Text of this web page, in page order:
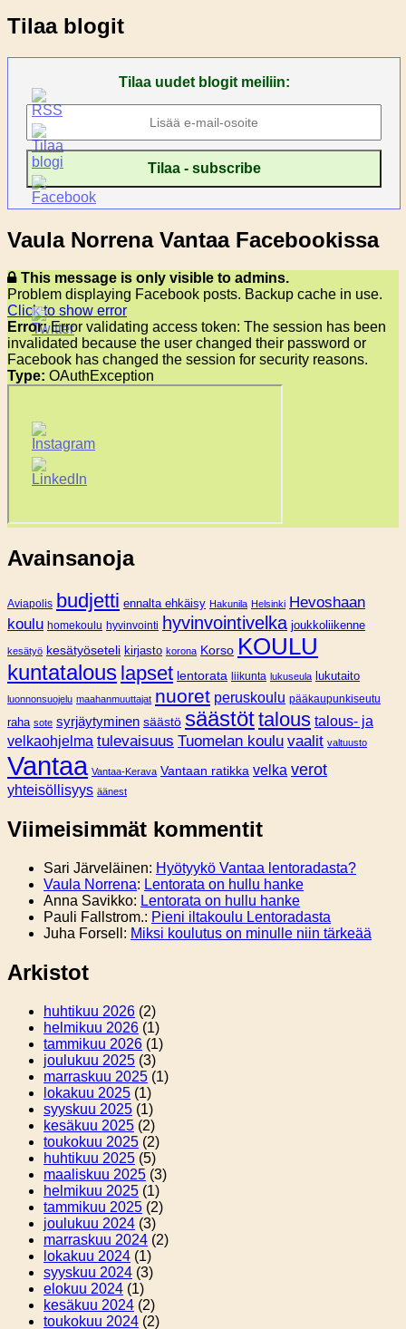
Tilaa blogit
Tilaa uudet blogit meiliin:
Vaula Norrena Vantaa Facebookissa
This message is only visible to admins.
Problem displaying Facebook posts. Backup cache in use.
Click to show error
Error:Error validating access token: The session has been
invalidated because the user changed their password or
Facebook has changed the session for security reasons.
Type: OAuthException
Avainsanoja
Aviapolis budjetti ennalta ehkäisy Hakunila Helsinki Hevoshaan
koulu homekoulu hyvinvointi hyvinvointivelka joukkoliikenne
kesätyö kesätyöseteli kirjasto korona Korso KOULU
kuntatalous lapset lentorata liikunta lukuseula lukutaito
luonnonsuojelu maahanmuuttajat nuoret peruskoulu pääkaupunkiseutu
raha sote syrjäytyminen säästö säästöttalous talous- ja
velkaohjelma tulevaisuus Tuomelan koulu vaalit valtuusto
Vantaa Vantaa-Kerava Vantaan ratikka velka verot
yhteisöllisyys äänest
Viimeisimmät kommentit
Sari Järveläinen: Hyötyykö Vantaa lentoradasta?
Vaula Norrena: Lentorata on hullu hanke
Anna Savikko: Lentorata on hullu hanke
Pauli Fallstrom.: Pieni iltakoulu Lentoradasta
Juha Forsell : Miksi koulutus on minulle niin tärkeää
Arkistot
huhtikuu 2026 (2)
helmikuu 2026 (1)
tammikuu 2026 (1)
joulukuu 2025 (3)
marraskuu 2025 (1)
lokakuu 2025 (1)
syyskuu 2025 (1)
kesäkuu 2025 (2)
toukokuu 2025 (2)
huhtikuu 2025 (5)
maaliskuu 2025 (3)
helmikuu 2025 (1)
tammikuu 2025 (2)
joulukuu 2024 (3)
marraskuu 2024 (2)
lokakuu 2024 (1)
syyskuu 2024 (3)
elokuu 2024 (1)
kesäkuu 2024 (2)
toukokuu 2024 (2)